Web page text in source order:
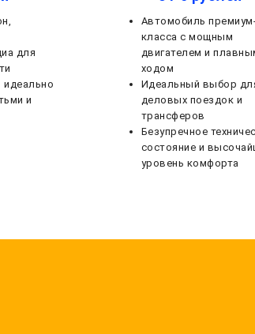
для
идеально
и
Автомобиль
класса с мощным
двигателем и
ходом
Идеальный выбор
деловых поездок и
трансферов
Безупречное
состояние и
уровень комфорта